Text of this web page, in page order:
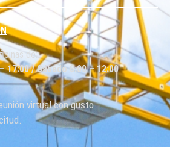
de:
17:00 / Sábado 8:00 – 12:00
virtual con gusto